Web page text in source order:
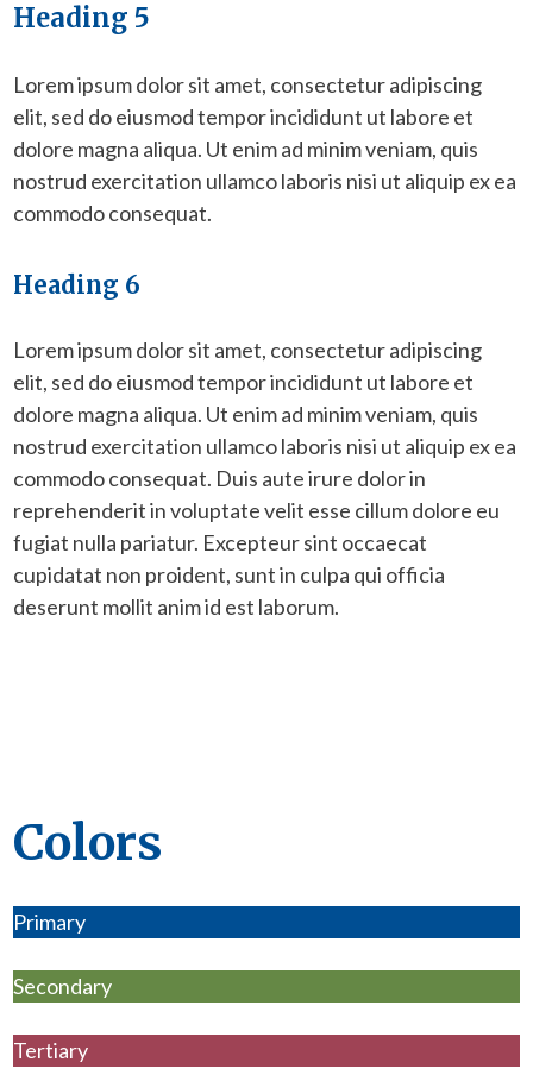
Heading 5
Lorem ipsum dolor sit amet, consectetur adipiscing
elit, sed do eiusmod tempor incididunt ut labore et
dolore magna aliqua. Ut enim ad minim veniam, quis
nostrud exercitation ullamco laboris nisi ut aliquip ex ea
commodo consequat.
Heading 6
Lorem ipsum dolor sit amet, consectetur adipiscing
elit, sed do eiusmod tempor incididunt ut labore et
dolore magna aliqua. Ut enim ad minim veniam, quis
nostrud exercitation ullamco laboris nisi ut aliquip ex ea
commodo consequat. Duis aute irure dolor in
reprehenderit in voluptate velit esse cillum dolore eu
fugiat nulla pariatur. Excepteur sint occaecat
cupidatat non proident, sunt in culpa qui officia
deserunt mollit anim id est laborum.
Colors
Primary
Secondary
Tertiary